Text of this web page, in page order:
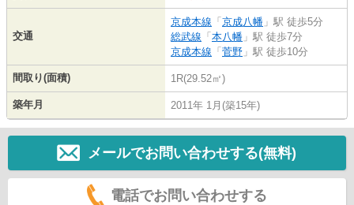
交通
京成本線 「 京成八幡 」駅 徒歩5分
総武線 「 本八幡 」駅 徒歩7分
京成本線 「 菅野 」駅 徒歩10分
間取り(面積) 1R(29.52㎡)
築年月 2011年 1月(築15年)
メールでお問い合わせする(無料)
電話でお問い合わせする